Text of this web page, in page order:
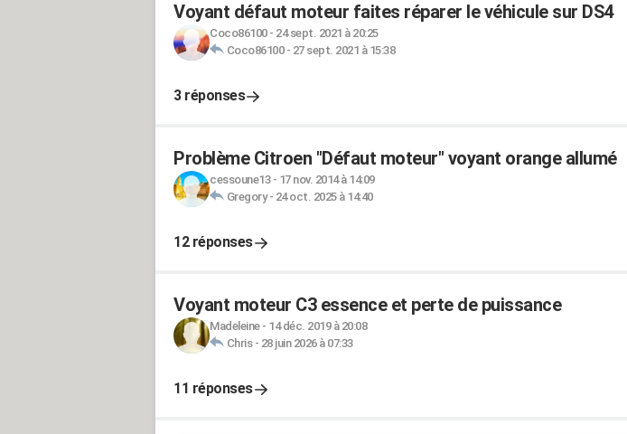
Voyant défaut moteur faites réparer le véhicule sur DS4
Coco86100- 24 sept. 2021 à 20:25
Coco86100- 27 sept. 2021 à 15:38
3 réponses
Problème Citroen "Défaut moteur" voyant orange allumé
cessoune13- 17 nov. 2014 à 14:09
Gregory- 24 oct. 2025 à 14:40
12 réponses
Voyant moteur C3 essence et perte de puissance
Madeleine- 14 déc. 2019 à 20:08
Chris- 28 juin 2026 à 07:33
11 réponses